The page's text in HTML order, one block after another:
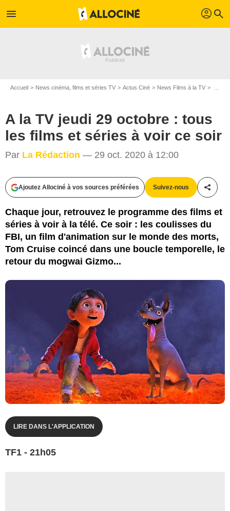
menu profil search
Accueil News cinéma, films et séries TV Actus Ciné News Films à la TV
A la TV jeudi 29 octobre : tous
les films et séries à voir ce soir
Par La Rédaction — 29 oct. 2020 à 12:00
Ajoutez Allociné à vos sources préférées Suivez-nous
Chaque jour, retrouvez le programme des films et
séries à voir à la télé. Ce soir : les coulisses du
FBI, un film d'animation sur le monde des morts,
Tom Cruise coincé dans une boucle temporelle, le
retour du mogwai Gizmo...
LIRE DANS L'APPLICATION
TF1 - 21h05